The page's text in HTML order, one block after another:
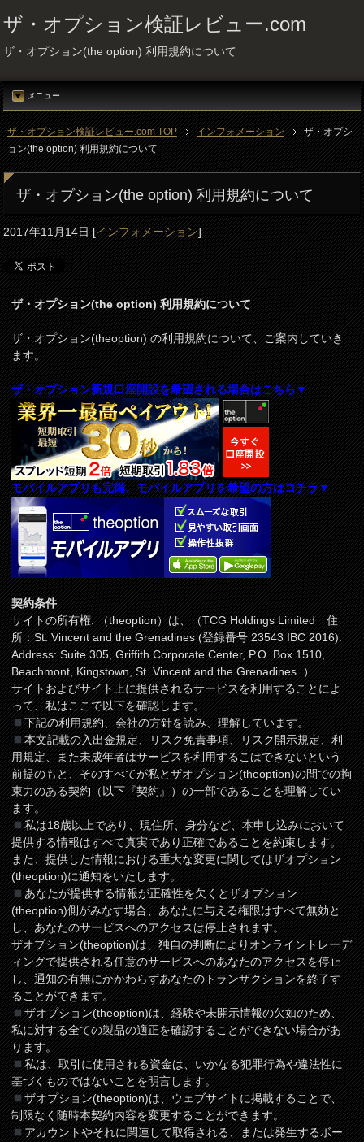
ザ・オプション検証レビュー.com
ザ・オプション(the option) 利用規約について
メニュー
ザ・オプション検証レビュー.com TOP インフォメーション
ザ・オプシ
ョン(the option) 利用規約について
ザ・オプション(the option) 利用規約について
2017年11月14日[インフォメーション]
ザ・オプション(the option) 利用規約について
ザ・オプション(theoption) の利用規約について、ご案内していき
ます。
ザ・オプション新規口座開設を希望される場合はこちら▼
モバイルアプリも完備、モバイルアプリを希望の方はコチラ▼
契約条件
サイトの所有権: （theoption）は、（TCG Holdings Limited 住
所：St. Vincent and the Grenadines (登録番号 23543 IBC 2016).
Address: Suite 305, Griffith Corporate Center, P.O. Box 1510,
Beachmont, Kingstown, St. Vincent and the Grenadines. ）
サイトおよびサイト上に提供されるサービスを利用することによ
って、私はここで以下を確認します。
下記の利用規約、会社の方針を読み、理解しています。
本文記載の入出金規定、リスク免責事項、リスク開示規定、利
用規定、また未成年者はサービスを利用するこはできないという
前提のもと、そのすべてが私とザオプション(theoption)の間での拘
束力のある契約（以下『契約』）の一部であることを理解してい
ます。
私は18歳以上であり、現住所、身分など、本申し込みにおいて
提供する情報はすべて真実であり正確であることを約束します。
また、提供した情報における重大な変更に関してはザオプション
(theoption)に通知をいたします。
あなたが提供する情報が正確性を欠くとザオプション
(theoption)側がみなす場合、あなたに与える権限はすべて無効と
し、あなたのサービスへのアクセスは停止されます。
ザオプション(theoption)は、独自の判断によりオンライントレーデ
ィングで提供される任意のサービスへのあなたのアクセスを停止
し、通知の有無にかかわらずあなたのトランザクションを終了す
ることができます。
ザオプション(theoption)は、経験や未開示情報の欠如のため、
私に対する全ての製品の適正を確認することができない場合があ
ります。
私は、取引に使用される資金は、いかなる犯罪行為や違法性に
基づくものではないことを明言します。
ザオプション(theoption)は、ウェブサイトに掲載することで、
制限なく随時本契約内容を変更することができます。
アカウントやそれに関連して取得される、または発生するボー